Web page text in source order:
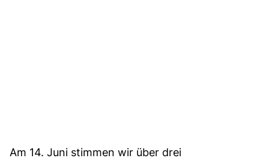
Am 14. Juni stimmen wir über drei